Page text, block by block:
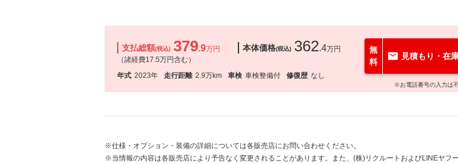
支払総額(税込) 379.9万円
（諸経費17.5万円含む）
本体価格(税込) 362.4万円
年式 2023年 走行距離 2.9万km 車検 車検整備付 修復歴 なし
無
料
見積もり・在
※お電話番号の入力は不
※仕様・オプション・装備の詳細については各販売店にお問い合わせください。
※当情報の内容は各販売店により予告なく変更されることがあります。また、(株)リクルートおよびLINEヤフ